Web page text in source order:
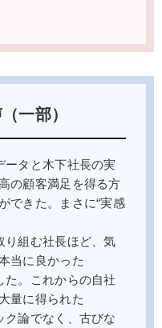
一部）
ータと木下社長の実
の顧客満足を得る方
できた。まさに“実感
り組む社長ほど、気
当に良かった
た。これからの自社
量に得られた
ク論でなく、古びな